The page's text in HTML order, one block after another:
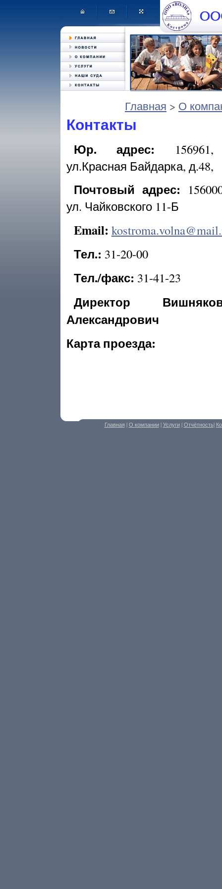
Главная > О
Контакты
Юр. адрес: 156961,
ул.Красная Байдарка, д.48,
Почтовый адрес:
ул. Чайковского 11-Б
Email:
Тел.: 31-20-00
Тел./факс: 31-41-23
Директор
Александрович
Карта проезда:
Главная | О компании| Услуги| Отчётность|